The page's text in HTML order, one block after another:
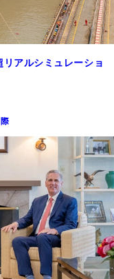
アルシミュレーショ